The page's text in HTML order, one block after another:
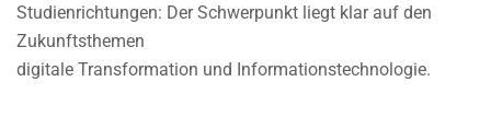
Studienrichtungen: Der Schwerpunkt liegt klar auf den
Zukunftsthemen
digitale Transformation und Informationstechnologie.